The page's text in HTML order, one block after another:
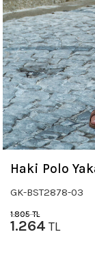
Haki Polo
GK-BST2878-03
1.805TL
1.264 TL